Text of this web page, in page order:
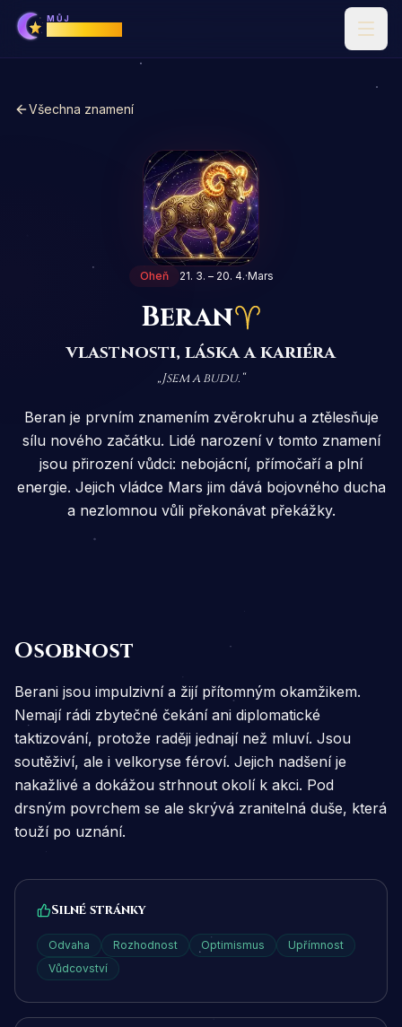
MŮJ
Všechna znamení
Oheň 21. 3. – 20. 4.·Mars
Beran
vlastnosti, láska a kariéra
„Jsem a budu. “
Beran je prvním znamením zvěrokruhu a ztělesňuje
sílu nového začátku. Lidé narození v tomto znamení
jsou přirození vůdci: nebojácní, přímočaří a plní
energie. Jejich vládce Mars jim dává bojovného ducha
a nezlomnou vůli překonávat překážky.
Osobnost
Berani jsou impulzivní a žijí přítomným okamžikem.
Nemají rádi zbytečné čekání ani diplomatické
taktizování, protože raději jednají než mluví. Jsou
soutěživí, ale i velkoryse féroví. Jejich nadšení je
nakažlivé a dokážou strhnout okolí k akci. Pod
drsným povrchem se ale skrývá zranitelná duše, která
touží po uznání.
Silné stránky
Odvaha Rozhodnost Optimismus
Upřímnost
Vůdcovství